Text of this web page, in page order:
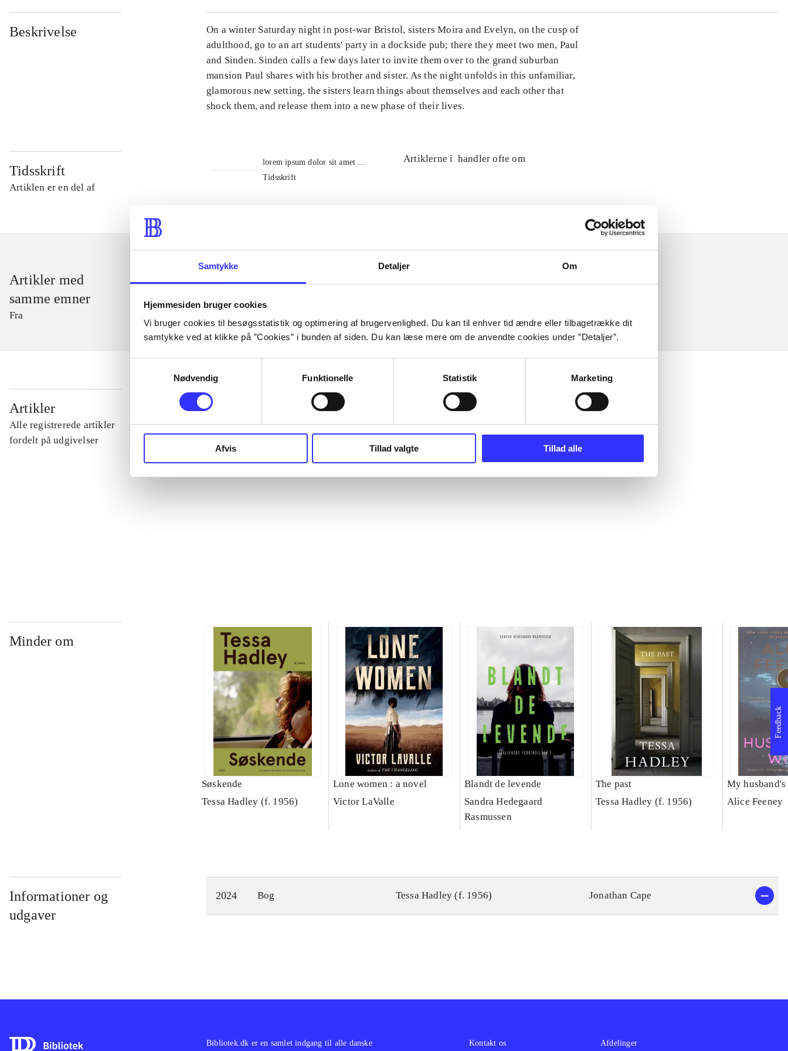
Samtykke Detaljer Om
Hjemmesiden bruger cookies
Vi bruger cookies til besøgsstatistik og optimering af brugervenlighed. Du kan til enhver tid ændre eller tilbagetrække dit
samtykke ved at klikke på ”Cookies” i bunden af siden. Du kan læse mere om de anvendte cookies under ”Detaljer”.
Nødvendig
Funktionelle Statistik Marketing
Afvis Tillad valgte Tillad alle
Beskrivelse
On a winter Saturday night in post-war Bristol, sisters Moira and Evelyn, on the cusp of
adulthood, go to an art students' party in a dockside pub; there they meet two men, Paul
and Sinden. Sinden calls a few days later to invite them over to the grand suburban
mansion Paul shares with his brother and sister. As the night unfolds in this unfamiliar,
glamorous new setting, the sisters learn things about themselves and each other that
shock them, and release them into a new phase of their lives.
Tidsskrift
Artiklen er en del af
lorem ipsum dolor sit amet ...
Tidsskrift
Artiklerne i handler ofte om
Artikler med
samme emner
Fra
Artikler
Alle registrerede artikler
fordelt på udgivelser
...
...
Minder om
Søskende
Tessa Hadley (f. 1956)
Lone women : a novel
Victor LaValle
Blandt de levende
Sandra Hedegaard
Rasmussen
The past
Tessa Hadley (f. 1956)
My
Alice Feeney
Informationer og
udgaver
2024 Bog Tessa Hadley (f. 1956) Jonathan Cape
Feedback
Bibliotek.dk er en samlet indgang til alle danske Kontakt os Afdelinger